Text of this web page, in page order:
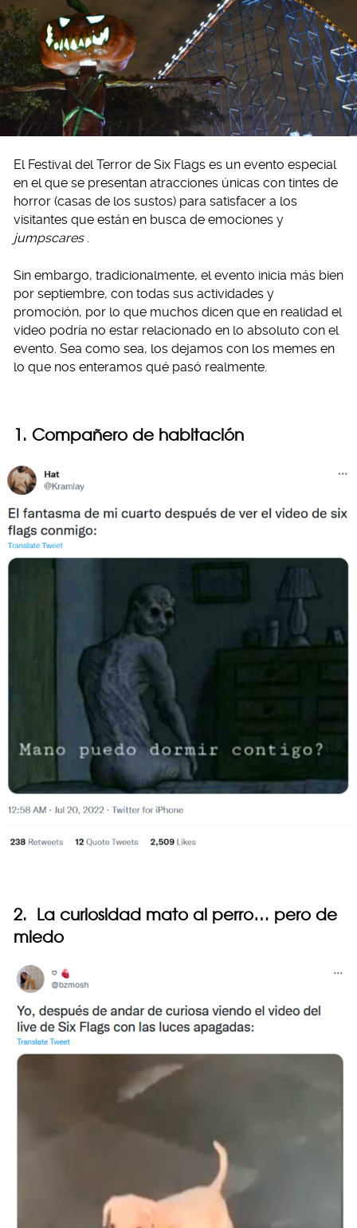
El Festival del Terror de Six Flags es un evento especial
en el que se presentan atracciones únicas con tintes de
horror (casas de los sustos) para satisfacer a los
visitantes que están en busca de emociones y
jumpscares
Sin embargo, tradicionalmente, el evento inicia más bien
por septiembre, con todas sus actividades y
promoción, por lo que muchos dicen que en realidad el
video podría no estar relacionado en lo absoluto con el
evento. Sea como sea, los dejamos con los memes en
lo que nos enteramos qué pasó realmente.
1. Compañero de habitación
2. La curiosidad mato al perro… pero de
miedo